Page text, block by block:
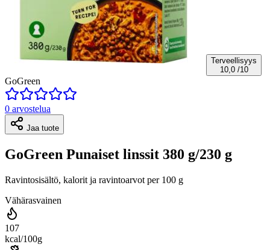
Terveellisyys
10,0 /10
GoGreen
0 arvostelua
Jaa tuote
GoGreen Punaiset linssit 380 g/230 g
Ravintosisältö, kalorit ja ravintoarvot per 100 g
Vähärasvainen
107
kcal/100g